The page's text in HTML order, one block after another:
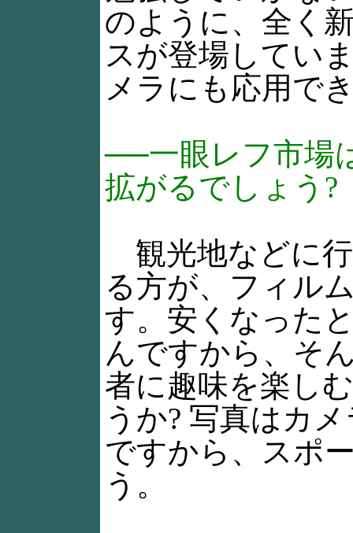
のように、全く
スが登場してい
メラにも応用で
──一眼レフ市場
拡がるでしょう?
観光地などに
る方が、フィル
す。安くなった
んですから、そ
者に趣味を楽し
うか? 写真はカ
ですから、スポ
う。